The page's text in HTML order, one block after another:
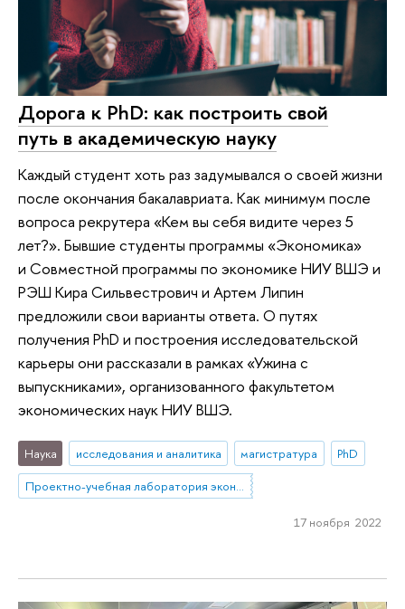
Дорога к PhD: как построить свой
путь в академическую науку
Каждый студент хоть раз задумывался о своей жизни
после окончания бакалавриата. Как минимум после
вопроса рекрутера «Кем вы себя видите через 5
лет?». Бывшие студенты программы «Экономика»
и Совместной программы по экономике НИУ ВШЭ и
РЭШ Кира Сильвестрович и Артем Липин
предложили свои варианты ответа. О путях
получения PhD и построения исследовательской
карьеры они рассказали в рамках «Ужина с
выпускниками», организованного факультетом
экономических наук НИУ ВШЭ.
Наука исследования и аналитика магистратура
PhD
Проектно-учебная лаборатория экономической журналистики
17 ноября 2022